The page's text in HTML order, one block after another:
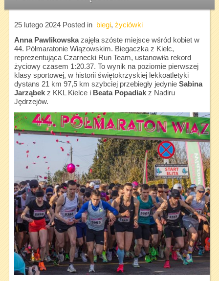
25 lutego 2024Posted in biegi, życiówki
Anna Pawlikowskazajęła szóste miejsce wśród kobiet w
44. Półmaratonie Wiązowskim. Biegaczka z Kielc,
reprezentująca Czarnecki Run Team, ustanowiła rekord
życiowy czasem 1:20.37. To wynik na poziomie pierwszej
klasy sportowej, w historii świętokrzyskiej lekkoatletyki
dystans 21 km 97,5 km szybciej przebiegły jedynie Sabina
Jarząbekz KKL Kielce i Beata Popadiakz Nadiru
Jędrzejów.